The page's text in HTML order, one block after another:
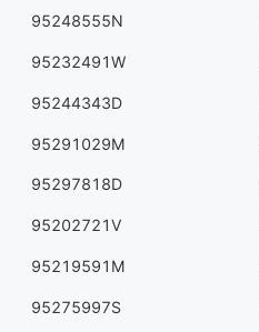
95248555N
95232491W
95244343D
95291029M
95297818D
95202721V
95219591M
95275997S